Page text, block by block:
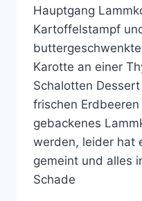
Hauptgang
Kartoffelstampf
Karotte an einer
Schalotten
frischen
gebackenes
werden, leider hat
gemeint und alles
Schade